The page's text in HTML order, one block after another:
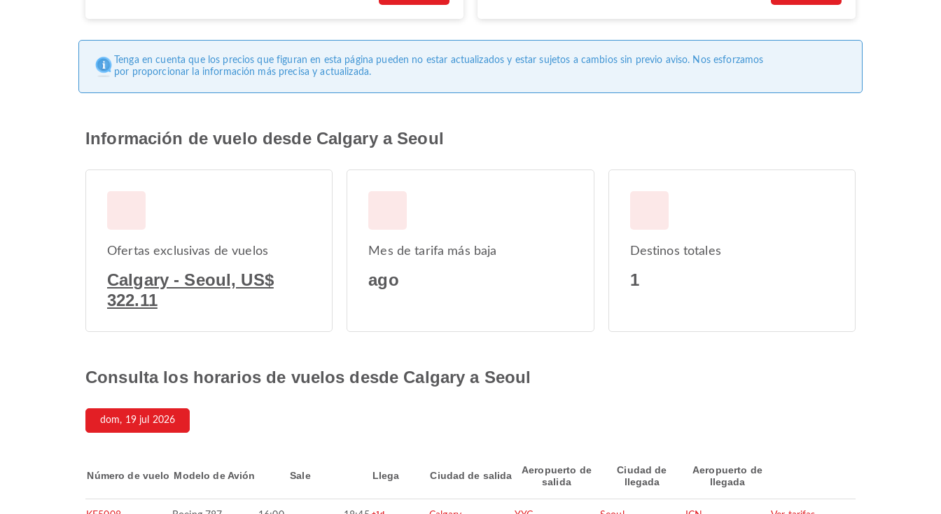
Tenga en cuenta que los precios que figuran en esta página pueden no estar actualizados y estar sujetos a cambios sin previo aviso. Nos esforzamos
por proporcionar la información más precisa y actualizada.
Información de vuelo desde Calgary a Seoul
Ofertas exclusivas de vuelos
Calgary - Seoul, US$
322.11
Mes de tarifa más baja
ago
Destinos totales
1
Consulta los horarios de vuelos desde Calgary a Seoul
dom, 19 jul 2026
Número de vuelo Modelo de Avión Sale Llega Ciudad de salida
Aeropuerto de
salida
Ciudad de
llegada
Aeropuerto de
llegada